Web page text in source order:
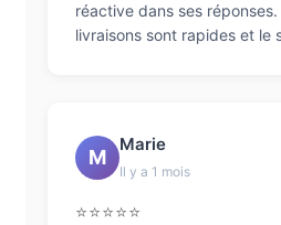
réactive dans ses
livraisons sont rapides et le
M
Marie
Il y a 1 mois
⭐⭐⭐⭐⭐